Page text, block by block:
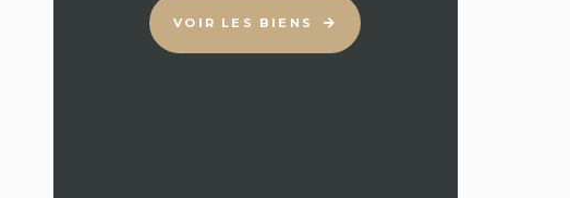
VOIR LES BIENS